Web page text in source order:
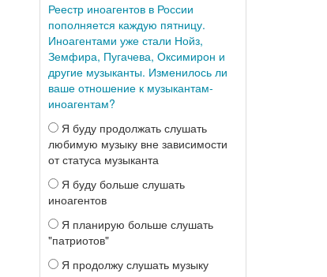
Реестр иноагентов в России
пополняется каждую пятницу.
Иноагентами уже стали Нойз,
Земфира, Пугачева, Оксимирон и
другие музыканты. Изменилось ли
ваше отношение к музыкантам-
иноагентам?
Я буду продолжать слушать
любимую музыку вне зависимости
от статуса музыканта
Я буду больше слушать
иноагентов
Я планирую больше слушать
"патриотов"
Я продолжу слушать музыку